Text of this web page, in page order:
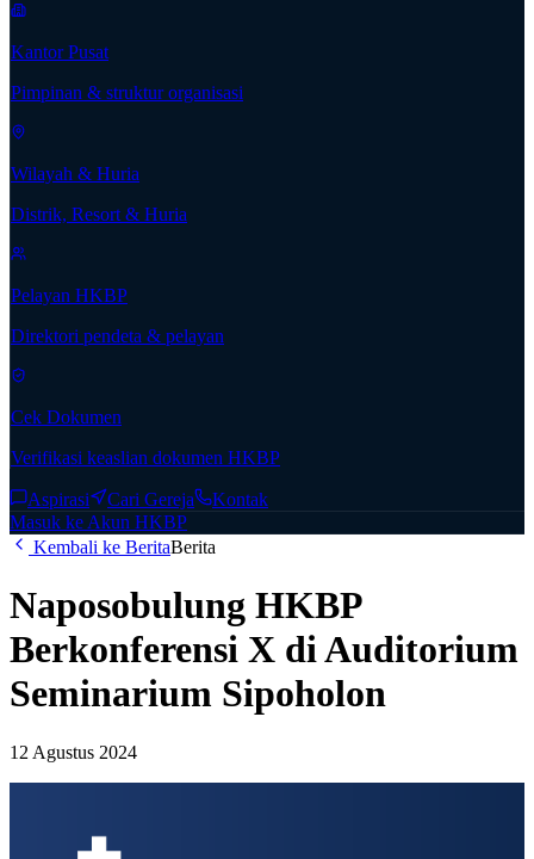
Kantor Pusat
Pimpinan & struktur organisasi
Wilayah & Huria
Distrik, Resort & Huria
Pelayan HKBP
Direktori pendeta & pelayan
Cek Dokumen
Verifikasi keaslian dokumen HKBP
Aspirasi Cari Gereja
Kontak
Masuk ke Akun HKBP
Kembali ke BeritaBerita
Naposobulung HKBP
Berkonferensi X di Auditorium
Seminarium Sipoholon
12 Agustus 2024